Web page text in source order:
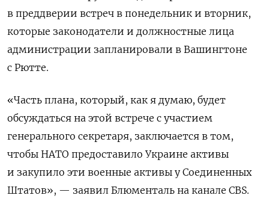
в преддверии встреч в понедельник и вторник,
которые законодатели и должностные лица
администрации запланировали в Вашингтоне
с Рютте.
«Часть плана, который, как я думаю, будет
обсуждаться на этой встрече с участием
генерального секретаря, заключается в том,
чтобы НАТО предоставило Украине активы
и закупило эти военные активы у Соединенных
Штатов», — заявил Блюменталь на канале CBS.